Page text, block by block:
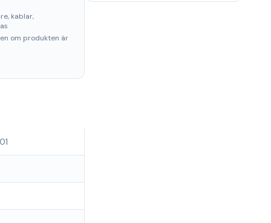
kablar,
om produkten är